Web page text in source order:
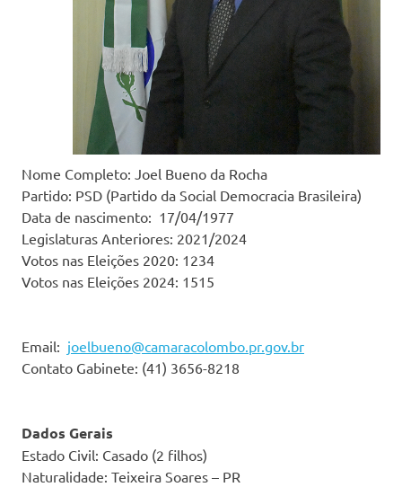
Nome Completo: Joel Bueno da Rocha
Partido: PSD (Partido da Social Democracia Brasileira)
Data de nascimento: 17/04/1977
Legislaturas Anteriores: 2021/2024
Votos nas Eleições 2020: 1234
Votos nas Eleições 2024: 1515
Email: joelbueno@camaracolombo.pr.gov.br
Contato Gabinete: (41) 3656-8218
Dados Gerais
Estado Civil: Casado (2 filhos)
Naturalidade: Teixeira Soares – PR